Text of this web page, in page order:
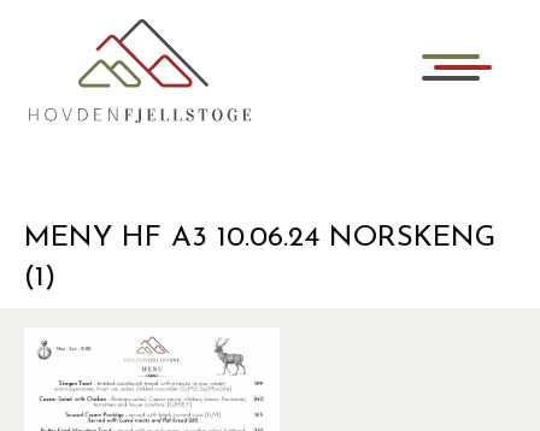
MENY HF A3 10.06.24 NORSKENG
(1)